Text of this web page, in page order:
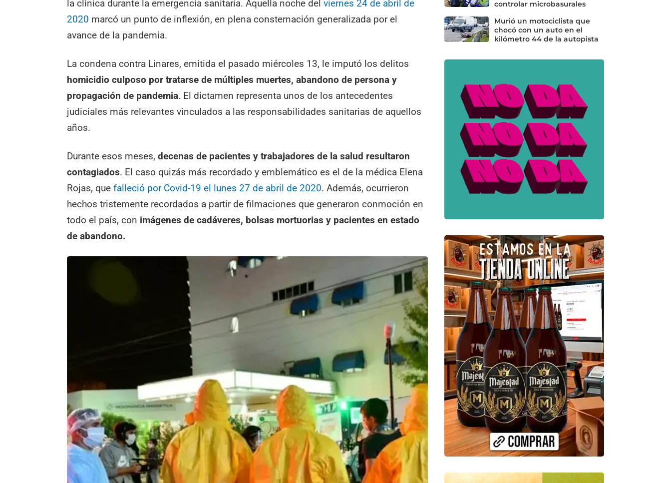
la clínica durante la emergencia sanitaria. Aquella noche del viernes 24 de abril de
2020 marcó un punto de inflexión, en plena consternación generalizada por el
avance de la pandemia.
La condena contra Linares, emitida el pasado miércoles 13, le imputó los delitos
homicidio culposo por tratarse de múltiples muertes, abandono de persona y
propagación de pandemia. El dictamen representa unos de los antecedentes
judiciales más relevantes vinculados a las responsabilidades sanitarias de aquellos
años.
Durante esos meses,decenas de pacientes y trabajadores de la salud resultaron
contagiados. El caso quizás más recordado y emblemático es el de la médica Elena
Rojas, quefalleció por Covid-19 el lunes 27 de abril de 2020. Además, ocurrieron
hechos tristemente recordados a partir de filmaciones que generaron conmoción en
todo el país, con imágenes de cadáveres, bolsas mortuorias y pacientes en estado
de abandono.
controlar microbasurales
Murió un motociclista que
chocó con un auto en el
kilómetro 44 de la autopista